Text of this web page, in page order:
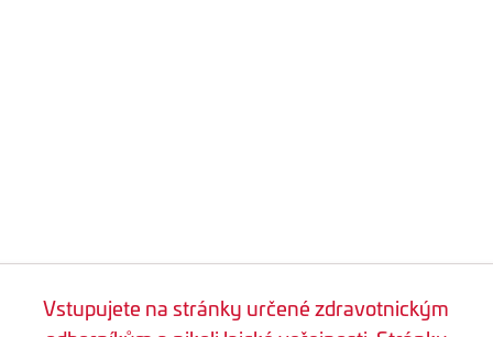
Vstupujete na stránky určené zdravotnickým